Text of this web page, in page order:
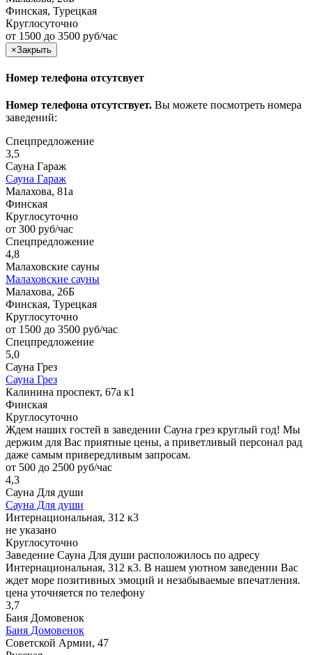
Финская, Турецкая
Круглосуточно
от 1500 до 3500 руб/час
×Закрыть
Номер телефона отсутсвует
Номер телефона отсутствует. Вы можете посмотреть номера
заведений:
Спецпредложение
3,5
Сауна Гараж
Сауна Гараж
Малахова, 81а
Финская
Круглосуточно
от 300 руб/час
Спецпредложение
4,8
Малаховские сауны
Малаховские сауны
Малахова, 26Б
Финская, Турецкая
Круглосуточно
от 1500 до 3500 руб/час
Спецпредложение
5,0
Сауна Грез
Сауна Грез
Калинина проспект, 67а к1
Финская
Круглосуточно
Ждем наших гостей в заведении Сауна грез круглый год! Мы
держим для Вас приятные цены, а приветливый персонал рад
даже самым привередливым запросам.
от 500 до 2500 руб/час
4,3
Сауна Для души
Сауна Для души
Интернациональная, 312 к3
не указано
Круглосуточно
Заведение Сауна Для души расположилось по адресу
Интернациональная, 312 к3. В нашем уютном заведении Вас
ждет море позитивных эмоций и незабываемые впечатления.
цена уточняется по телефону
3,7
Баня Домовенок
Баня Домовенок
Советской Армии, 47